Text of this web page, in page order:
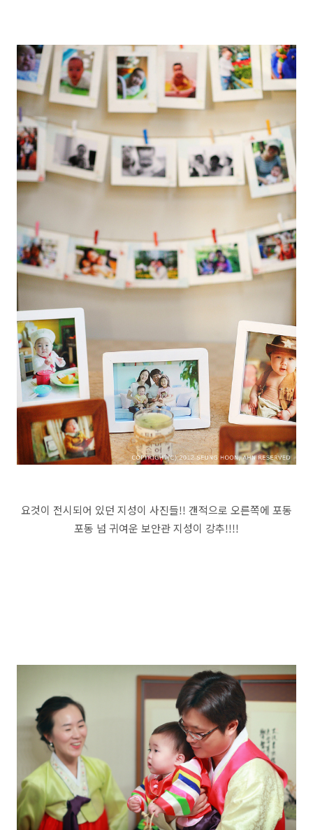
요것이 전시되어 있던 지성이 사진들!! 갠적으로 오른쪽에 포동
포동 넘 귀여운 보안관 지성이 강추!!!!